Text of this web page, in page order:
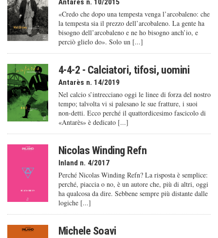
Antarès n. 10/2015
«Credo che dopo una tempesta venga l’arcobaleno: che
la tempesta sia il prezzo dell’arcobaleno. La gente ha
bisogno dell’arcobaleno e ne ho bisogno anch’io, e
perciò glielo do». Solo un [...]
4-4-2 - Calciatori, tifosi, uomini
Antarès n. 14/2019
Nel calcio s’intrecciano oggi le linee di forza del nostro
tempo; talvolta vi si palesano le sue fratture, i suoi
non-detti. Ecco perché il quattordicesimo fascicolo di
«Antarès» è dedicato [...]
Nicolas Winding Refn
Inland n. 4/2017
Perché Nicolas Winding Refn? La risposta è semplice:
perché, piaccia o no, è un autore che, più di altri, oggi
ha qualcosa da dire. Sebbene sempre più distante dalle
logiche [...]
Michele Soavi